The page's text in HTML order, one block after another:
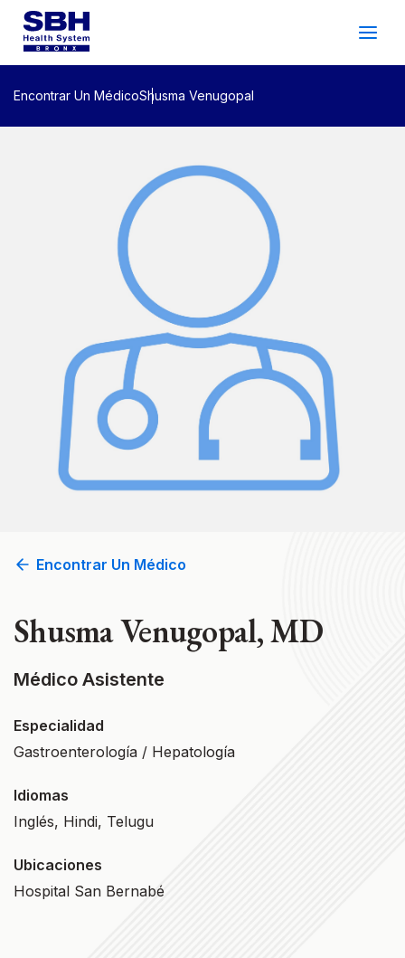
Gala De 2026
Ubicaciones
Buscar
Inicio De Sesión Del
Paciente
Servicios
Pacientes &Visitantes
Encontrar a
Encontrar Un MédicoShusma Venugopal
Encontrar Un Médico
Shusma Venugopal, MD
Médico Asistente
Especialidad
Gastroenterología / Hepatología
Idiomas
Inglés, Hindi, Telugu
Ubicaciones
Hospital San Bernabé